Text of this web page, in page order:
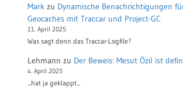
Mark zu Dynamische Benachrichtigungen
Geocaches mit Traccar und Project-GC
11. April 2025
Was sagt denn das Traccar-Logfile?
Lehmann zu Der Beweis: Mesut Özil ist
4. April 2025
...hat ja geklappt...